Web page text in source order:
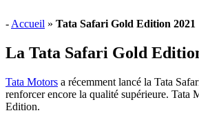
- Accueil » Tata Safari Gold Edition 2021
La Tata Safari Gold
Tata Motors a récemment lancé la Tata
renforcer encore la qualité supérieure. Tata
Edition.